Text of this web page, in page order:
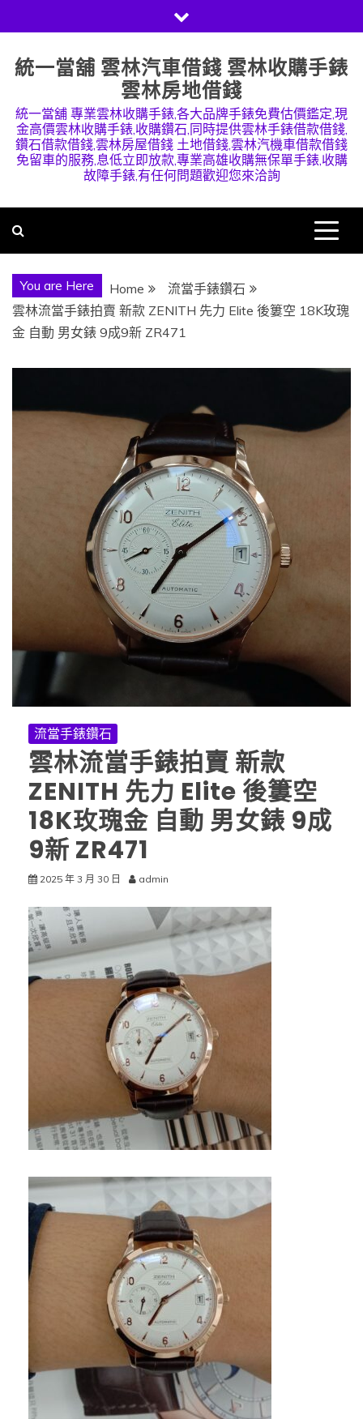
to
content
統一當舖 雲林汽車借錢 雲林收購手錶
雲林房地借錢
統一當舖 專業雲林收購手錶,各大品牌手錶免費估價鑑定,現
金高價雲林收購手錶,收購鑽石,同時提供雲林手錶借款借錢,
鑽石借款借錢,雲林房屋借錢 土地借錢,雲林汽機車借款借錢
免留車的服務,息低立即放款,專業高雄收購無保單手錶,收購
故障手錶,有任何問題歡迎您來洽詢
You are Here Home
流當手錶鑽石
雲林流當手錶拍賣 新款 ZENITH 先力 Elite 後簍空 18K玫瑰
金 自動 男女錶 9成9新 ZR471
流當手錶鑽石
雲林流當手錶拍賣 新款
ZENITH 先力 Elite 後簍空
18K玫瑰金 自動 男女錶 9成
9新 ZR471
2025 年 3 月 30 日 admin